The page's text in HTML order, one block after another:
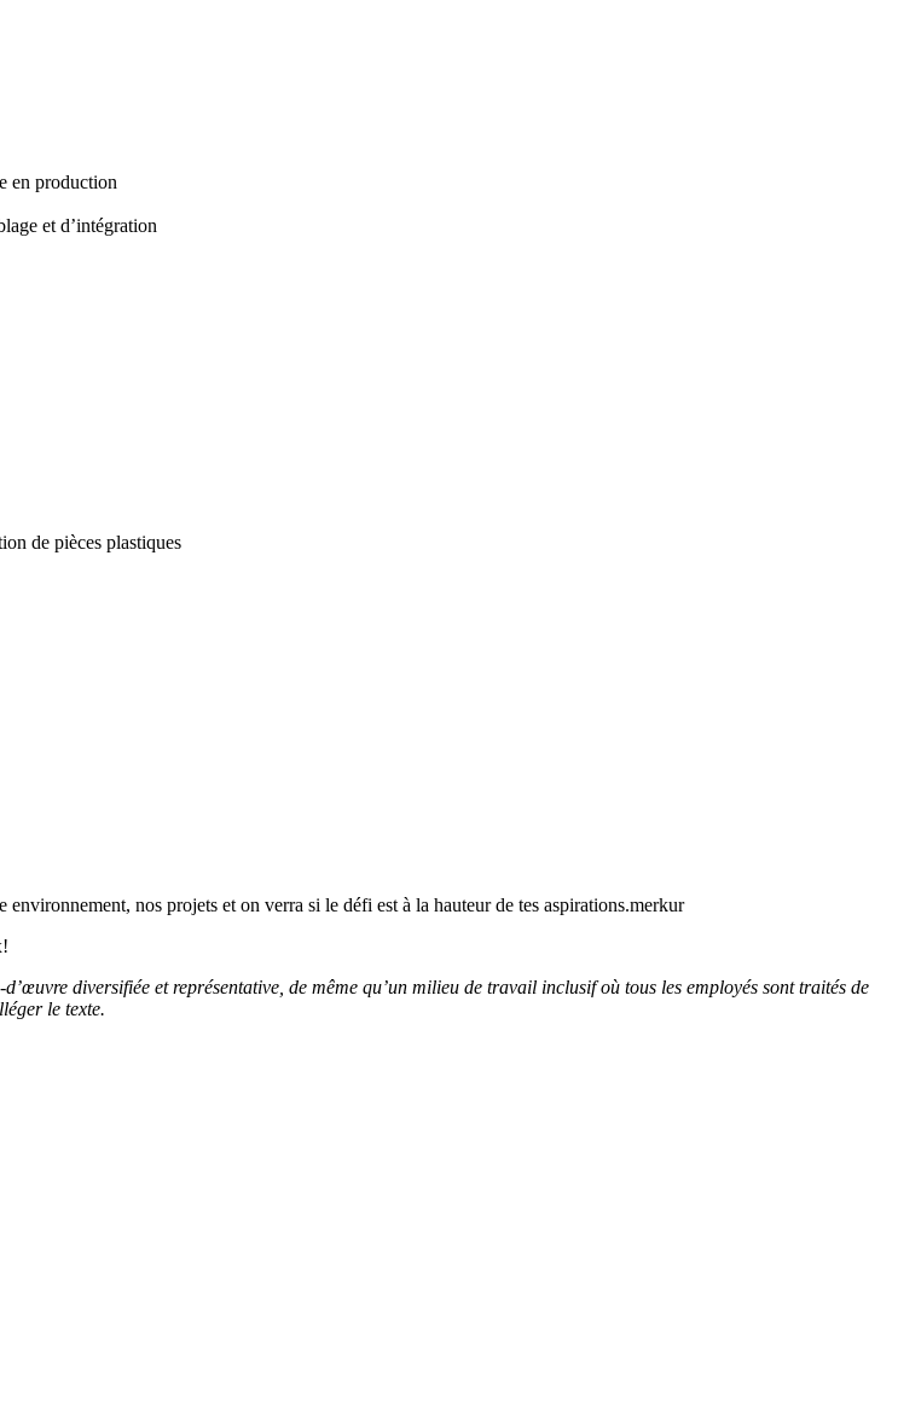
en production
et d’intégration
de pièces plastiques
environnement, nos projets et on verra si le défi est à la hauteur de tes aspirations.merkur
diversifiée et représentative, de même qu’un milieu de travail inclusif où tous les employés sont traités de
le texte.